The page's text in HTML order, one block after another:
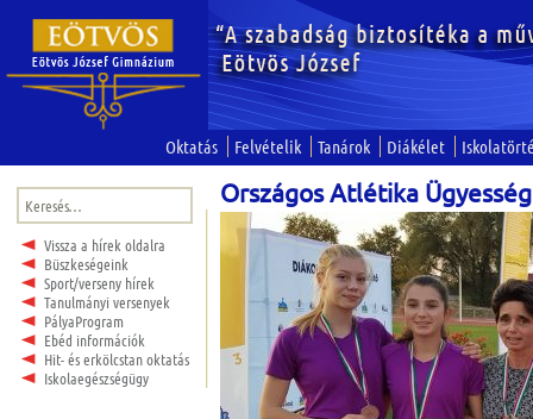
Oktatás Felvételik Tanárok Diákélet
Keresés:
Vissza a hírek oldalra
Büszkeségeink
Sport/verseny hírek
Tanulmányi versenyek
PályaProgram
Ebéd információk
Hit- és erkölcstan oktatás
Iskolaegészségügy
Országos Atlétika